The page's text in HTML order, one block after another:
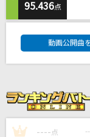
渡哲也
私、負けない!
ハルカ(KAORI)
米津玄師, 宇多田ヒカ
ANTENNA
95.436点
動画公開曲
1 ---- 点